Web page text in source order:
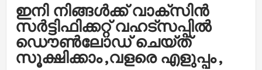
ഇനി നിങ്ങൾക്ക് വാക്‌സിൻ
സർട്ടിഫിക്കറ്റ് വഹട്സപ്പിൽ
ഡൌൺലോഡ് ചെയ്ത്
സൂക്ഷിക്കാം ,വളരെ എളുപ്പം ,